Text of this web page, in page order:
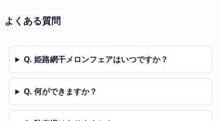
よくある質問
Q. 姫路網干メロンフェアはいつですか？
Q. 何ができますか？